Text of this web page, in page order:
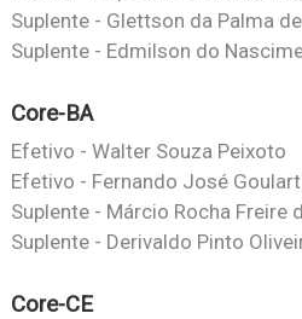
Suplente - Glettson da Palma
Suplente - Edmilson do
Core-BA
Efetivo - Walter Souza Peixoto
Efetivo - Fernando José
Suplente - Márcio Rocha Freire
Suplente - Derivaldo Pinto
Core-CE